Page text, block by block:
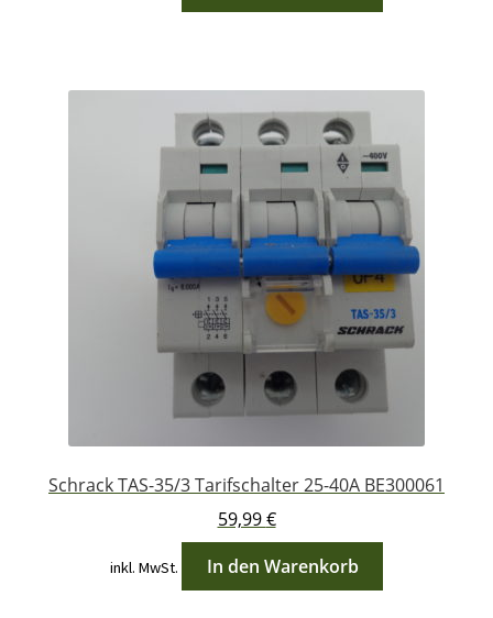
Schrack TAS-35/3 Tarifschalter 25-40A BE300061
59,99€
inkl. MwSt. In den Warenkorb